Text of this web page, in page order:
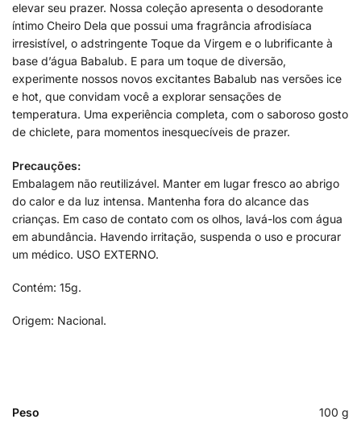
elevar seu prazer. Nossa coleção apresenta o desodorante
íntimo Cheiro Dela que possui uma fragrância afrodisíaca
irresistível, o adstringente Toque da Virgem e o lubrificante à
base d’água Babalub. E para um toque de diversão,
experimente nossos novos excitantes Babalub nas versões ice
e hot, que convidam você a explorar sensações de
temperatura. Uma experiência completa, com o saboroso gosto
de chiclete, para momentos inesquecíveis de prazer.
Precauções:
Embalagem não reutilizável. Manter em lugar fresco ao abrigo
do calor e da luz intensa. Mantenha fora do alcance das
crianças. Em caso de contato com os olhos, lavá-los com água
em abundância. Havendo irritação, suspenda o uso e procurar
um médico. USO EXTERNO.
Contém: 15g.
Origem: Nacional.
Peso 100 g